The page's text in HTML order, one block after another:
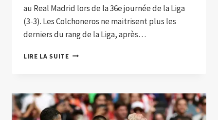
au Real Madrid lors de la 36e journée de la Liga
(3-3). Les Colchoneros ne maitrisent plus les
derniers du rang de la Liga, après…
LIRE LA SUITEL’ATLÉTICO
L’ESPANYOL
APRÈS
UNE